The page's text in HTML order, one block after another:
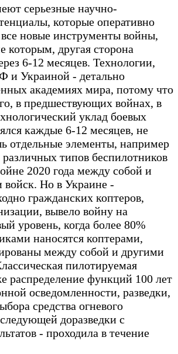
серьезные научно-
которые оперативно
новые инструменты войны,
которым, другая сторона
6-12 месяцев. Технологии,
и Украиной - детально
академиях мира, потому что
в предшествующих войнах, в
уклад боевых
каждые 6-12 месяцев, не
отдельные элементы, например
различных типов беспилотников
2020 года между собой и
войск. Но в Украине -
гражданских коптеров,
вывело войну на
уровень, когда более 80%
наносятся коптерами,
между собой и другими
пилотируемая
распределение функций 100 лет
осведомленности, разведки,
средства огневого
доразведки с
- проходила в течение